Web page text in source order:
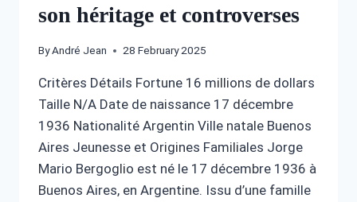
son héritage et controverses
ByAndré Jean 28 February 2025
Critères Détails Fortune 16 millions de dollars
Taille N/A Date de naissance 17 décembre
1936 Nationalité Argentin Ville natale Buenos
Aires Jeunesse et Origines Familiales Jorge
Mario Bergoglio est né le 17 décembre 1936 à
Buenos Aires, en Argentine. Issu d’une famille